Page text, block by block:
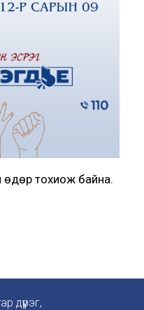
өдөр тохиож байна.
дүүрэг,